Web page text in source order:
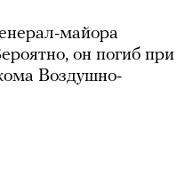
майора
он погиб при
Воздушно-